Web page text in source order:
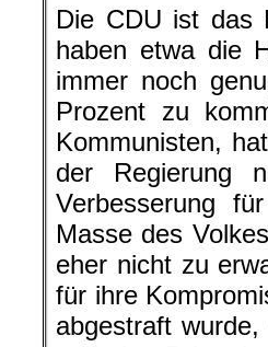
Die CDU ist das
haben etwa die
immer noch
Prozent zu
Kommunisten,
der Regierung
Verbesserung
Masse des
eher nicht zu
für ihre
abgestraft